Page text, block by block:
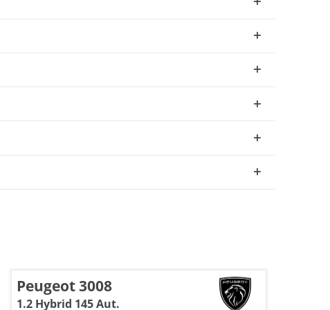
Peugeot 3008
1.2 Hybrid 145 Aut.